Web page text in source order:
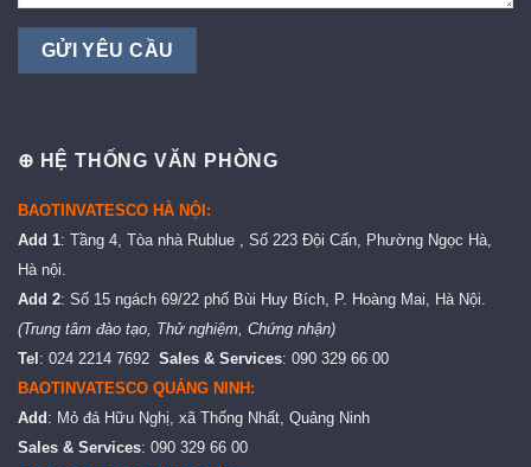
⊕ HỆ THỐNG VĂN PHÒNG
BAOTINVATESCO HÀ NỘI:
Add 1: Tầng 4, Tòa nhà Rublue , Số 223 Đội Cấn, Phường Ngọc Hà,
Hà nội.
Add 2: Số 15 ngách 69/22 phố Bùi Huy Bích, P. Hoàng Mai, Hà Nội.
(Trung tâm đào tạo, Thử nghiệm, Chứng nhận)
Tel : 024 2214 7692 Sales & Services: 090 329 66 00
BAOTINVATESCO QUẢNG NINH:
Add : Mỏ đá Hữu Nghị, xã Thống Nhất, Quảng Ninh
Sales & Services: 090 329 66 00